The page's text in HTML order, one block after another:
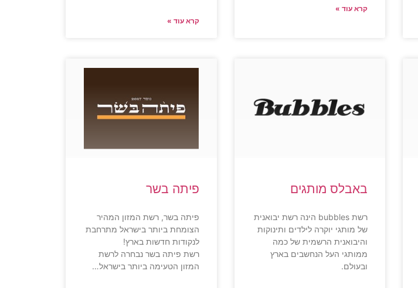
קרא עוד »
קרא עוד »
באבלס מותגים
רשת bubbles הינה רשת יבואנית
של מותגי יוקרה לילדים ותינוקות
והיבואנית הרשמית של כמה
ממותגי העל הנחשבים בארץ
ובעולם.
פיתה בשר
פיתה בשר, רשת המזון המהיר
הצומחת ביותר בישראל מתרחבת
לנקודות חדשות בארץ!
רשת פיתה בשר נבחרה לרשת
המזון הטעימה ביותר בישראל…